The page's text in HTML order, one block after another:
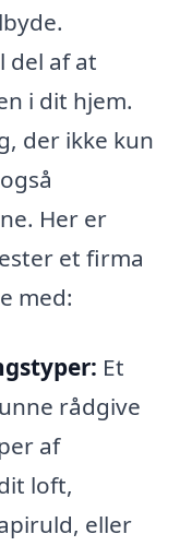
del af at
i dit hjem.
der ikke kun
Her er
et firma
med:
Et
rådgive
af
loft,
eller